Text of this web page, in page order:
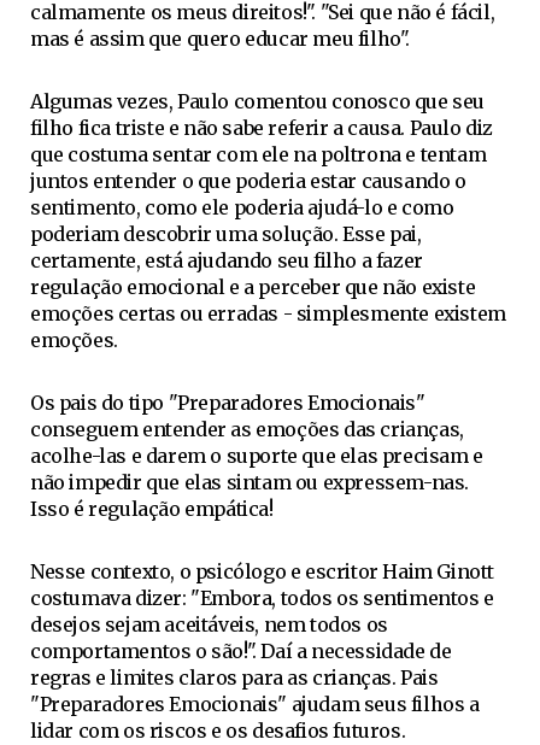
calmamente os meus direitos!". "Sei que não é fácil,
mas é assim que quero educar meu filho".
Algumas vezes, Paulo comentou conosco que seu
filho fica triste e não sabe referir a causa. Paulo diz
que costuma sentar com ele na poltrona e tentam
juntos entender o que poderia estar causando o
sentimento, como ele poderia ajudá-lo e como
poderiam descobrir uma solução. Esse pai,
certamente, está ajudando seu filho a fazer
regulação emocional e a perceber que não existe
emoções certas ou erradas - simplesmente existem
emoções.
Os pais do tipo "Preparadores Emocionais"
conseguem entender as emoções das crianças,
acolhe-las e darem o suporte que elas precisam e
não impedir que elas sintam ou expressem-nas.
Isso é regulação empática!
Nesse contexto, o psicólogo e escritor Haim Ginott
costumava dizer: "Embora, todos os sentimentos e
desejos sejam aceitáveis, nem todos os
comportamentos o são!". Daí a necessidade de
regras e limites claros para as crianças. Pais
"Preparadores Emocionais" ajudam seus filhos a
lidar com os riscos e os desafios futuros.